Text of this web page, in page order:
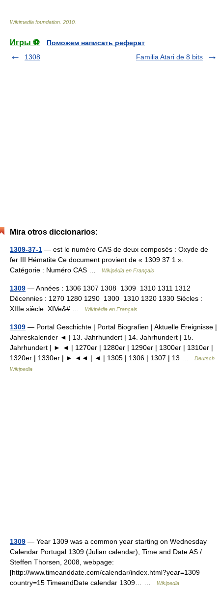
Wikimedia foundation 2010
Игры ⚽
Поможем написать реферат
1308
Familia Atari de 8 bits
Mira otros diccionarios:
1309-37-1 — est le numéro CAS de deux composés : Oxyde de
fer III Hématite Ce document provient de « 1309 37 1 ».
Catégorie : Numéro CAS …
Wikipédia en Français
1309 — Années : 1306 1307 1308 1309 1310 1311 1312
Décennies : 1270 1280 1290 1300 1310 1320 1330 Siècles :
XIIIe siècle XIVe&# …
Wikipédia en Français
1309 — Portal Geschichte | Portal Biografien | Aktuelle Ereignisse |
Jahreskalender ◄ | 13. Jahrhundert | 14. Jahrhundert | 15.
Jahrhundert | ► ◄ | 1270er | 1280er | 1290er | 1300er | 1310er |
1320er | 1330er | ► ◄◄ | ◄ | 1305 | 1306 | 1307 | 13 …
Deutsch
Wikipedia
1309 — Year 1309 was a common year starting on Wednesday
Calendar Portugal 1309 (Julian calendar), Time and Date AS /
Steffen Thorsen, 2008, webpage:
[http://www.timeanddate.com/calendar/index.html?year=1309
country=15 TimeandDate calendar 1309… …
Wikipedia